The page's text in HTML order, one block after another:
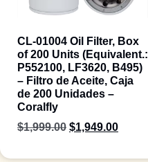
CL-01004 Oil Filter, Box
of 200 Units (Equivalent.:
P552100, LF3620, B495)
– Filtro de Aceite, Caja
de 200 Unidades –
Coralfly
$1,999.00 $1,949.00